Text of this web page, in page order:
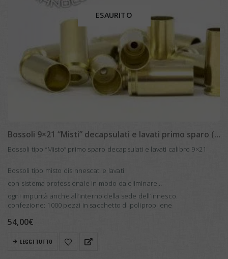
ESAURITO
Bossoli 9×21 “Misti” decapsulati e lavati primo sparo (1000 pcs)
Bossoli tipo “Misto” primo sparo decapsulati e lavati calibro 9×21
Bossoli tipo misto disinnescati e lavati
con sistema professionale in modo da eliminare
ogni impurità anche all’interno della sede dell’innesco.
confezione: 1000 pezzi in sacchetto di polipropilene
54,00€
LEGGI TUTTO